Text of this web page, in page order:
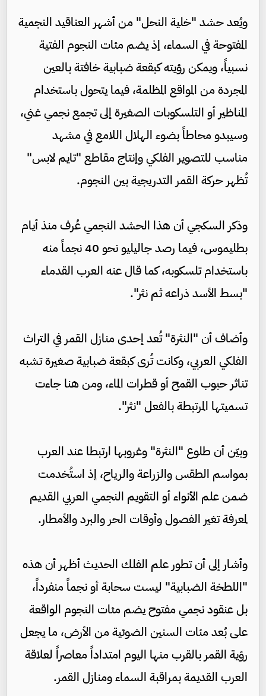
ويُعد حشد "خلية النحل" من أشهر العناقيد النجمية
المفتوحة في السماء، إذ يضم مئات النجوم الفتية
نسبياً، ويمكن رؤيته كبقعة ضبابية خافتة بالعين
المجردة من المواقع المظلمة، فيما يتحول باستخدام
المناظير أو التلسكوبات الصغيرة إلى تجمع نجمي غني،
وسيبدو محاطاً بضوء الهلال اللامع في مشهد
مناسب للتصوير الفلكي وإنتاج مقاطع "تايم لابس"
تُظهر حركة القمر التدريجية بين النجوم.
وذكر السكجي أن هذا الحشد النجمي عُرف منذ أيام
بطليموس، فيما رصد جاليليو نحو 40 نجماً منه
باستخدام تلسكوبه، كما قال عنه العرب القدماء
"بسط الأسد ذراعه ثم نثر".
وأضاف أن "النثرة" تُعد إحدى منازل القمر في التراث
الفلكي العربي، وكانت تُرى كبقعة ضبابية صغيرة تشبه
تناثر حبوب القمح أو قطرات الماء، ومن هنا جاءت
تسميتها المرتبطة بالفعل "نثر".
وبيّن أن طلوع "النثرة" وغروبها ارتبطا عند العرب
بمواسم الطقس والزراعة والرياح، إذ استُخدمت
ضمن علم الأنواء أو التقويم النجمي العربي القديم
لمعرفة تغير الفصول وأوقات الحر والبرد والأمطار.
وأشار إلى أن تطور علم الفلك الحديث أظهر أن هذه
"اللطخة الضبابية" ليست سحابة أو نجماً منفرداً،
بل عنقود نجمي مفتوح يضم مئات النجوم الواقعة
على بُعد مئات السنين الضوئية من الأرض، ما يجعل
رؤية القمر بالقرب منها اليوم امتداداً معاصراً لعلاقة
العرب القديمة بمراقبة السماء ومنازل القمر.